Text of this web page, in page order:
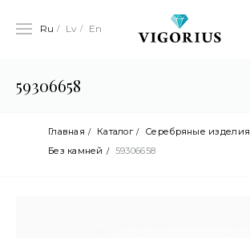
Ru Lv En
59306658
Главная Каталог Серебряные изделия
Без камней
59306658